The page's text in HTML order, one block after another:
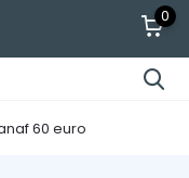
0
2 servicebeurten